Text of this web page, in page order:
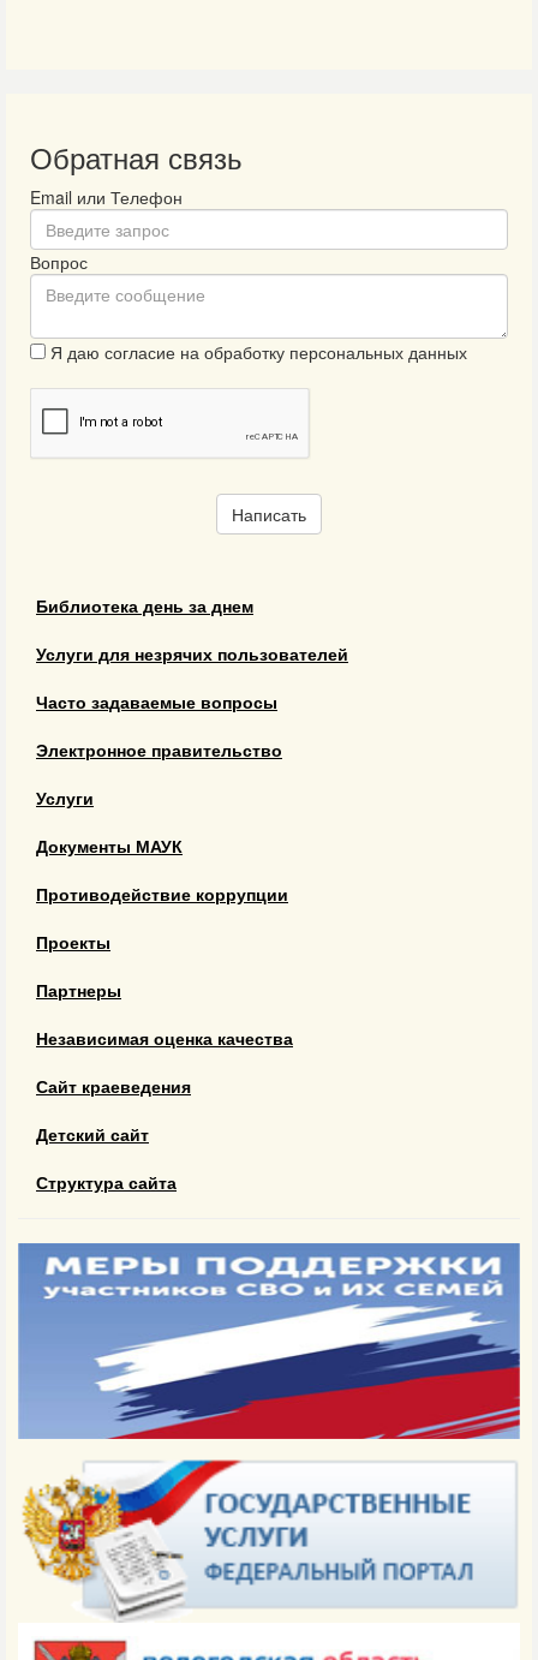
Обратная связь
Email или Телефон
Вопрос
Я даю согласие на обработку персональных данных
Написать
Библиотека день за днем
Услуги для незрячих пользователей
Часто задаваемые вопросы
Электронное правительство
Услуги
Документы МАУК
Противодействие коррупции
Проекты
Партнеры
Независимая оценка качества
Сайт краеведения
Детский сайт
Структура сайта